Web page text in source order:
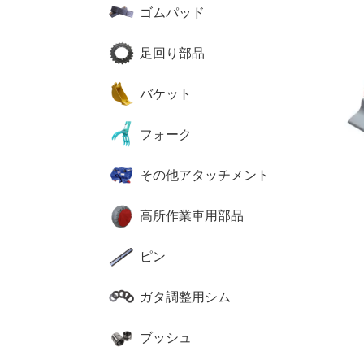
ゴムパッド
足回り部品
バケット
フォーク
その他アタッチメント
高所作業車用部品
ピン
ガタ調整用シム
ブッシュ